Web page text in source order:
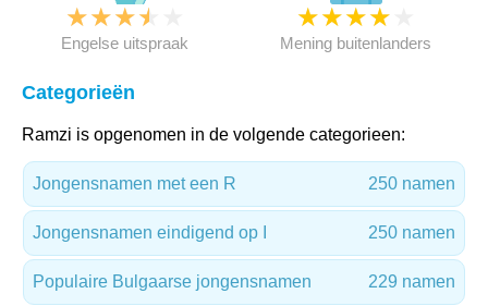
★★★★
Engelse uitspraak
★★★★
Mening buitenlanders
Categorieën
Ramzi is opgenomen in de volgende categorieen:
Jongensnamen met een R 250 namen
Jongensnamen eindigend op I 250 namen
Populaire Bulgaarse jongensnamen 229 namen